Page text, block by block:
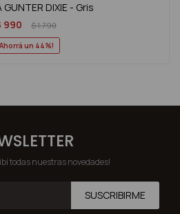
GUNTER DIXIE - Gris
990 $1.790
44
todas nuestras novedades!
SUSCRIBIRME